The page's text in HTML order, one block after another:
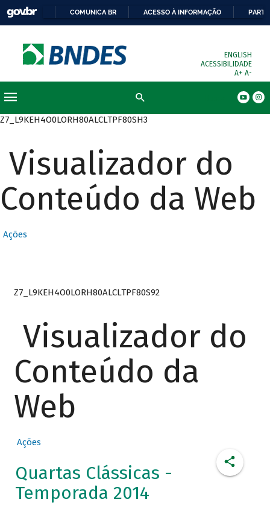
COMUNICA BR ACESSO À INFORMAÇÃO
ENGLISH
ACESSIBILIDADE
A+ A-
Z7_L9KEH4O0LORH80ALCLTPF80SH3
Visualizador do
Conteúdo da Web
Ações
Z7_L9KEH4O0LORH80ALCLTPF80S92
Visualizador do
Conteúdo da
Web
Ações
Quartas Clássicas -
Temporada 2014